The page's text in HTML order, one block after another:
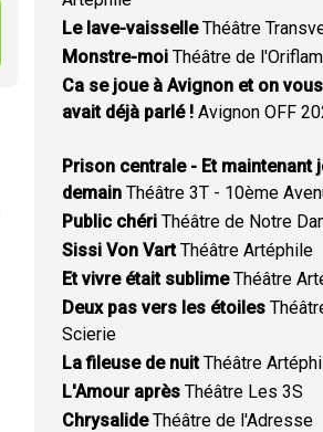
Le lave-vaisselleThéâtre
Monstre-moi Théâtre de
Ca se joue à Avignon et on
avait déjà parlé ! Avignon OFF
Prison centrale - Et maintenant
demain Théâtre 3T - 10ème
Public chéri Théâtre de Notre
Sissi Von VartThéâtre Artéphile
Et vivre était sublimeThéâtre
Deux pas vers les étoiles
Scierie
La fileuse de nuitThéâtre
L'Amour après Théâtre Les 3S
ChrysalideThéâtre de l'Adresse